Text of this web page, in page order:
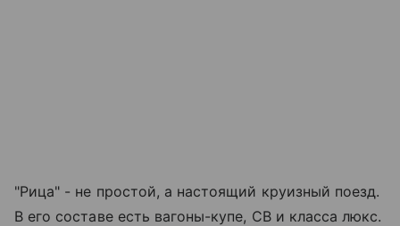
"Рица" - не простой, а настоящий круизный поезд.
В его составе есть вагоны-купе, СВ и класса люкс.